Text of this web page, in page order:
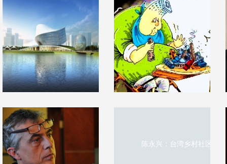
筑
时评：傻傻分不
清“环”里有内情
建筑评论
2016-5-10 08:04
建筑评论
陈永兴：台湾乡村社区营造